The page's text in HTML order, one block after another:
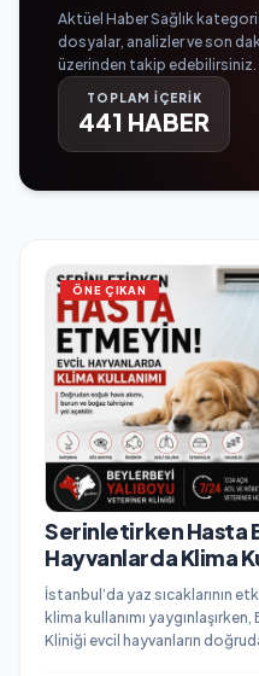
Aktüel Haber Sağlık
dosyalar, analizler ve son
üzerinden takip edebilirsiniz.
TOPLAM İÇERİK
441 HABER
ÖNE ÇIKAN
Serinletirken Hasta
Hayvanlarda Klima
İstanbul’da yaz sıcaklarının
klima kullanımı
Kliniği evcil hayvanların